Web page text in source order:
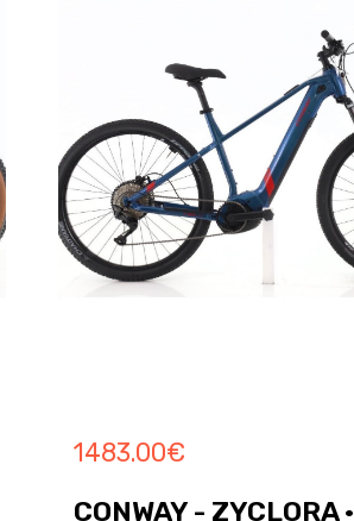
1483.00€
CONWAY - ZYCLORA ·